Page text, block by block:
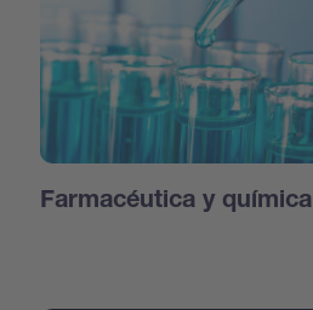
Farmacéutica y química